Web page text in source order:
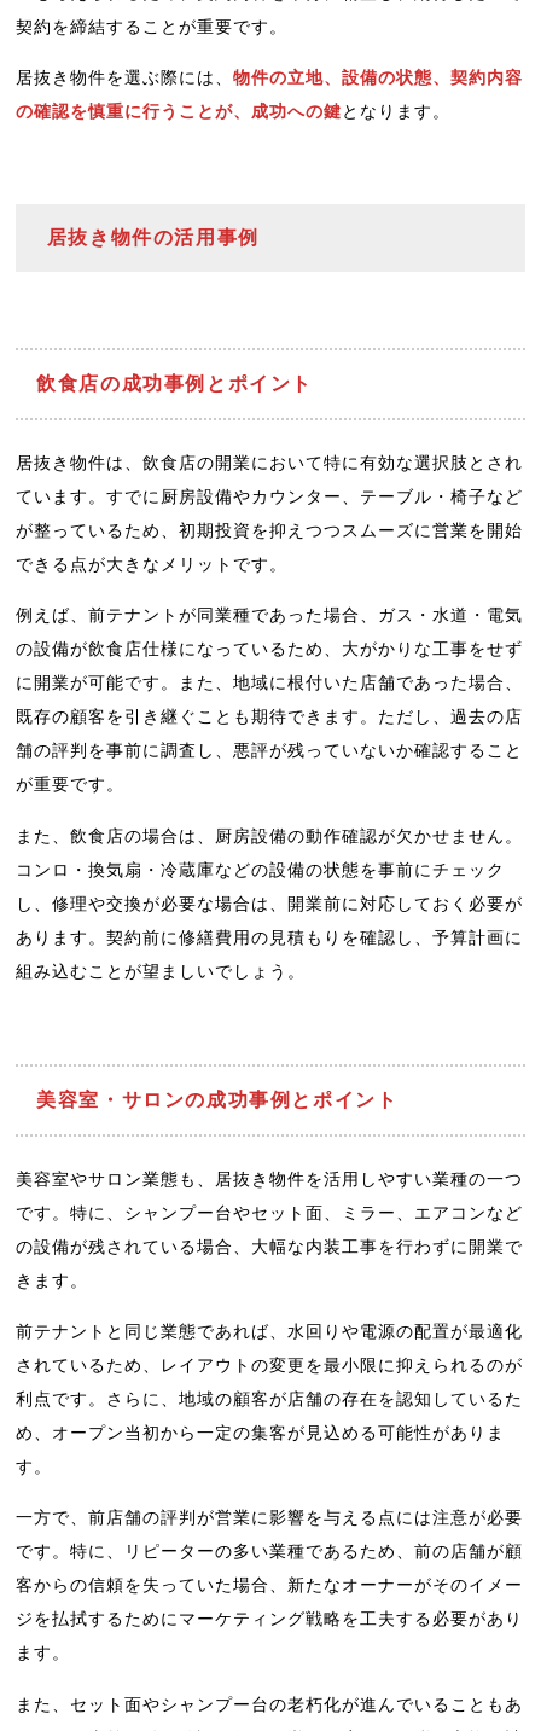
契約を締結することが重要です。
居抜き物件を選ぶ際には、物件の立地、設備の状態、契約内容
の確認を慎重に行うことが、成功への鍵となります。
居抜き物件の活用事例
飲食店の成功事例とポイント
居抜き物件は、飲食店の開業において特に有効な選択肢とされ
ています。すでに厨房設備やカウンター、テーブル・椅子など
が整っているため、初期投資を抑えつつスムーズに営業を開始
できる点が大きなメリットです。
例えば、前テナントが同業種であった場合、ガス・水道・電気
の設備が飲食店仕様になっているため、大がかりな工事をせず
に開業が可能です。また、地域に根付いた店舗であった場合、
既存の顧客を引き継ぐことも期待できます。ただし、過去の店
舗の評判を事前に調査し、悪評が残っていないか確認すること
が重要です。
また、飲食店の場合は、厨房設備の動作確認が欠かせません。
コンロ・換気扇・冷蔵庫などの設備の状態を事前にチェック
し、修理や交換が必要な場合は、開業前に対応しておく必要が
あります。契約前に修繕費用の見積もりを確認し、予算計画に
組み込むことが望ましいでしょう。
美容室・サロンの成功事例とポイント
美容室やサロン業態も、居抜き物件を活用しやすい業種の一つ
です。特に、シャンプー台やセット面、ミラー、エアコンなど
の設備が残されている場合、大幅な内装工事を行わずに開業で
きます。
前テナントと同じ業態であれば、水回りや電源の配置が最適化
されているため、レイアウトの変更を最小限に抑えられるのが
利点です。さらに、地域の顧客が店舗の存在を認知しているた
め、オープン当初から一定の集客が見込める可能性がありま
す。
一方で、前店舗の評判が営業に影響を与える点には注意が必要
です。特に、リピーターの多い業種であるため、前の店舗が顧
客からの信頼を失っていた場合、新たなオーナーがそのイメー
ジを払拭するためにマーケティング戦略を工夫する必要があり
ます。
また、セット面やシャンプー台の老朽化が進んでいることもあ